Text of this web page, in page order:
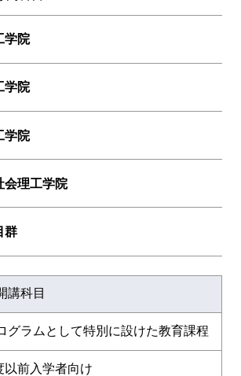
学院
料系
閉
エネルギーコース
原子核工学コース
人間医療科学技術コース
応用化学コース
ース
原子核工学コース
門科目
学院
理・計算科学系
閉
知能情報コース
情報工学コース
知能情報コース
エネルギー・情報コース
門科目
学院
命理工学系
開閉
ライフエンジニアリングコ
ース
会理工学院
築学系
閉
コース
都市・環境学コース
コース
開閉
群
系教養科目
語科目
二外国語科目
る
講科目
グラムとして特別に設けた教育課程
以前入学者向け